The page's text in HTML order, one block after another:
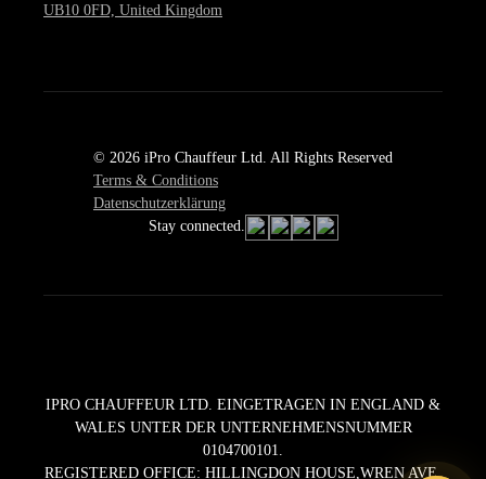
UB10 0FD, United Kingdom
© 2026 iPro Chauffeur Ltd. All Rights Reserved
Terms & Conditions
Datenschutzerklärung
Stay connected.
IPRO CHAUFFEUR LTD. EINGETRAGEN IN ENGLAND &
WALES UNTER DER UNTERNEHMENSNUMMER
0104700101.
REGISTERED OFFICE: HILLINGDON HOUSE,WREN AVE,